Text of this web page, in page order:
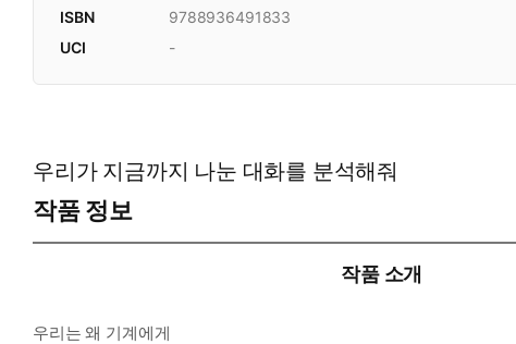
ISBN
9788936491833
UCI
-
우리가 지금까지 나눈 대화를 분석해줘
작품 정보
작품 소개
우리는 왜 기계에게